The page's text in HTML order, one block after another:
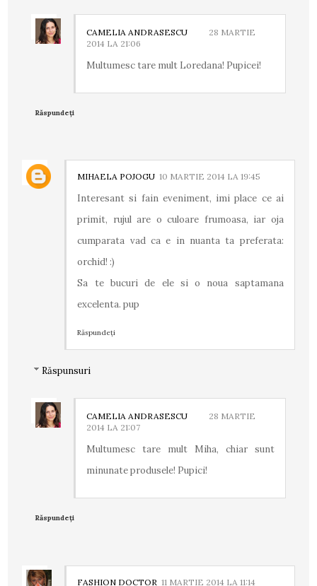
CAMELIA ANDRASESCU
28 MARTIE
2014 LA 21:06
Multumesc tare mult Loredana! Pupicei!
Răspundeți
MIHAELA POJOGU 10 MARTIE 2014 LA 19:45
Interesant si fain eveniment, imi place ce ai
primit, rujul are o culoare frumoasa, iar oja
cumparata vad ca e in nuanta ta preferata:
orchid! :)
Sa te bucuri de ele si o noua saptamana
excelenta. pup
Răspundeți
Răspunsuri
CAMELIA ANDRASESCU
28 MARTIE
2014 LA 21:07
Multumesc tare mult Miha, chiar sunt
minunate produsele! Pupici!
Răspundeți
FASHION DOCTOR 11 MARTIE 2014 LA 11:14